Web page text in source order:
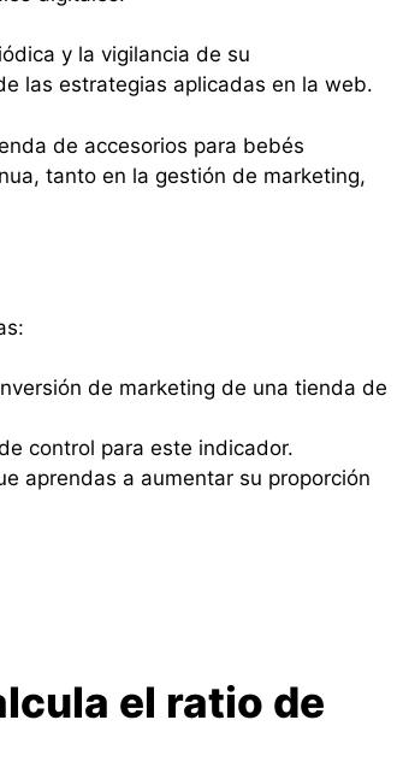
y la vigilancia de su
las estrategias aplicadas en la web.
de accesorios para bebés
tanto en la gestión de marketing,
de marketing de una tienda de
control para este indicador.
aprendas a aumentar su proporción
el ratio de